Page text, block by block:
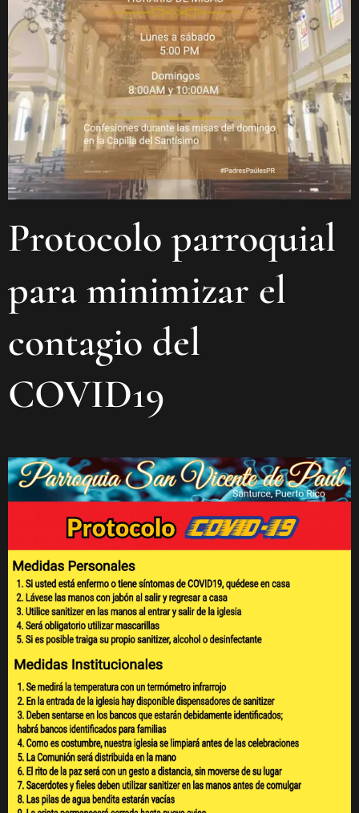
Protocolo parroquial
para minimizar el
contagio del
COVID19